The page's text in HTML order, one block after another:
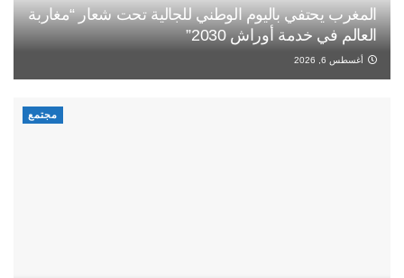
المغرب يحتفي باليوم الوطني للجالية تحت شعار “مغاربة
العالم في خدمة أوراش 2030”
أغسطس 6, 2026
مجتمع